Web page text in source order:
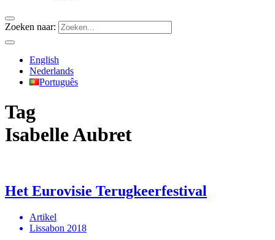
Zoeken naar:
English
Nederlands
Português
Tag
Isabelle Aubret
Het Eurovisie Terugkeerfestival
Artikel
Lissabon 2018